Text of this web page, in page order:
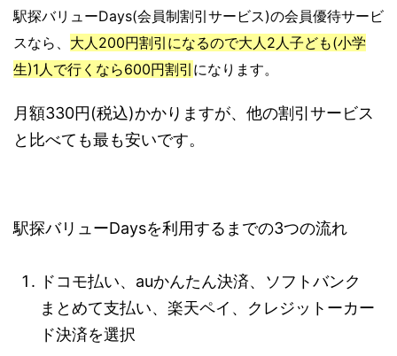
駅探バリューDays(会員制割引サービス)の会員優待サービ
スなら、 大人200円割引になるので大人2人子ども(小学
生)1人で行くなら600円割引 になります。
月額330円(税込)かかりますが、他の割引サービス
と比べても最も安いです。
駅探バリューDaysを利用するまでの3つの流れ
ドコモ払い、auかんたん決済、ソフトバンク
まとめて支払い、楽天ペイ、クレジットーカー
ド決済を選択